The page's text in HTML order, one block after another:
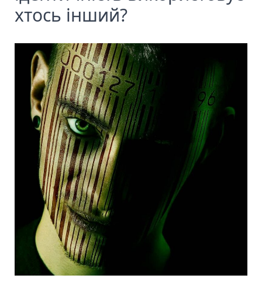
хтось інший?